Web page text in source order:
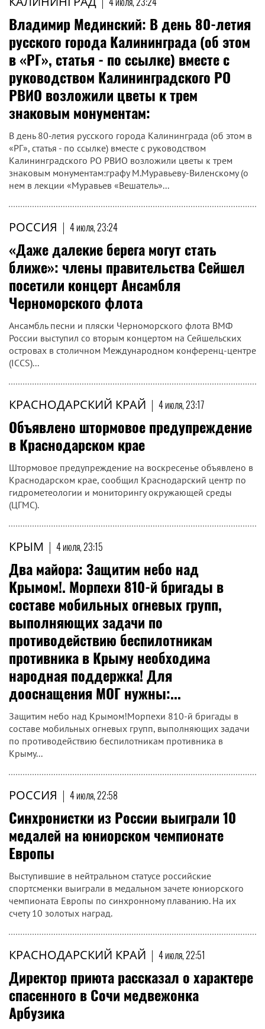
Владимир Мединский: В день 80-летия
русского города Калининграда (об этом
в «РГ», статья - по ссылке) вместе с
руководством Калининградского РО
РВИО возложили цветы к трем
знаковым монументам:
В день 80-летия русского города Калининграда (об этом в
«РГ», статья - по ссылке) вместе с руководством
Калининградского РО РВИО возложили цветы к трем
знаковым монументам:графу М.Муравьеву-Виленскому (о
нем в лекции «Муравьев «Вешатель»...
РОССИЯ | 4 июля, 23:24
«Даже далекие берега могут стать
ближе»: члены правительства Сейшел
посетили концерт Ансамбля
Черноморского флота
Ансамбль песни и пляски Черноморского флота ВМФ
России выступил со вторым концертом на Сейшельских
островах в столичном Международном конференц-центре
(ICCS)...
КРАСНОДАРСКИЙ КРАЙ | 4 июля, 23:17
Объявлено штормовое предупреждение
в Краснодарском крае
Штормовое предупреждение на воскресенье объявлено в
Краснодарском крае, сообщил Краснодарский центр по
гидрометеологии и мониторингу окружающей среды
(ЦГМС).
КРЫМ | 4 июля, 23:15
Два майора: Защитим небо над
Крымом!. Морпехи 810-й бригады в
составе мобильных огневых групп,
выполняющих задачи по
противодействию беспилотникам
противника в Крыму необходима
народная поддержка! Для
дооснащения МОГ нужны:...
Защитим небо над Крымом!Морпехи 810-й бригады в
составе мобильных огневых групп, выполняющих задачи
по противодействию беспилотникам противника в
Крыму...
РОССИЯ | 4 июля, 22:58
Синхронистки из России выиграли 10
медалей на юниорском чемпионате
Европы
Выступившие в нейтральном статусе российские
спортсменки выиграли в медальном зачете юниорского
чемпионата Европы по синхронному плаванию. На их
счету 10 золотых наград.
КРАСНОДАРСКИЙ КРАЙ | 4 июля, 22:51
Директор приюта рассказал о характере
спасенного в Сочи медвежонка
Арбузика